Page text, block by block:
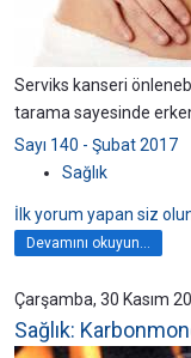
Serviks kanseri
tarama sayesinde
Sayı 140 - Şubat 2017
Sağlık
İlk yorum yapan siz
Devamını okuyun...
Çarşamba, 30 Kasım
Sağlık: